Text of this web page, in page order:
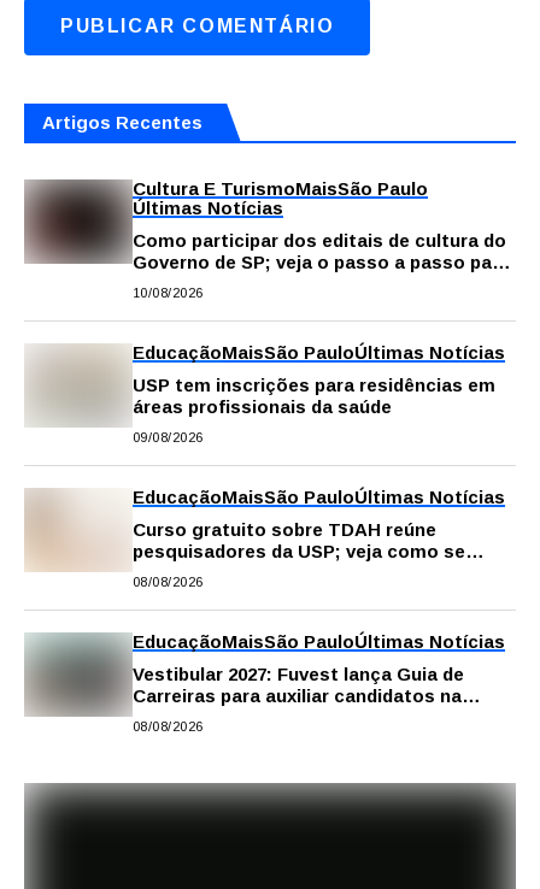
Artigos Recentes
Cultura E TurismoMaisSão Paulo
Últimas Notícias
Como participar dos editais de cultura do
Governo de SP; veja o passo a passo para
fazer a inscrição
10/08/2026
EducaçãoMaisSão PauloÚltimas Notícias
USP tem inscrições para residências em
áreas profissionais da saúde
09/08/2026
EducaçãoMaisSão PauloÚltimas Notícias
Curso gratuito sobre TDAH reúne
pesquisadores da USP; veja como se
inscrever
08/08/2026
EducaçãoMaisSão PauloÚltimas Notícias
Vestibular 2027: Fuvest lança Guia de
Carreiras para auxiliar candidatos na
escolha da profissão
08/08/2026